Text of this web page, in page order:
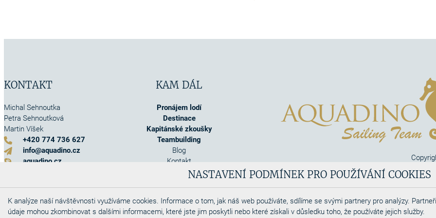
NASTAVENÍ PODMÍNEK PRO POUŽÍVÁNÍ COOKIES
K analýze naší návštěvnosti využíváme cookies. Informace o tom, jak náš web používáte, sdílíme se svými partnery pro analýzy.
údaje mohou zkombinovat s dalšími informacemi, které jste jim poskytli nebo které získali v důsledku toho, že používáte jejich služby.
KONTAKT
Michal Sehnoutka
Petra Sehnoutková
Martin Víšek
+420 774 736 627
info@aquadino.cz
aquadino.cz
KAM DÁL
Pronájem lodí
Destinace
Kapitánské zkoušky
Teambuilding
Blog
Kontakt
O nás
Obchodní podmínky
Cookies